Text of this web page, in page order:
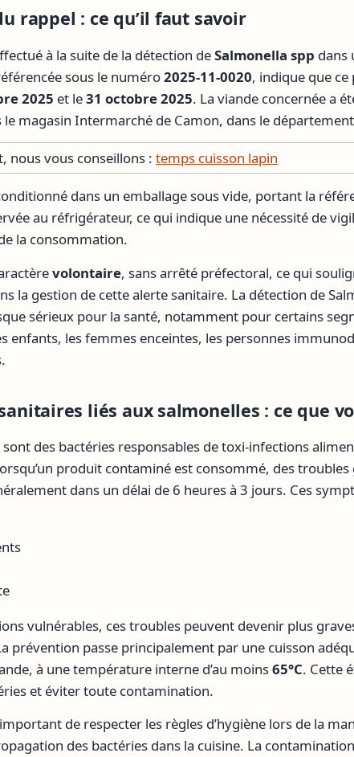
rappel : ce qu’il faut savoir
à la suite de la détection deSalmonella spp dans
sous le numéro2025-11-0020, indique que
2025 et le31 octobre 2025. La viande concernée a
magasin Intermarché de Camon, dans le
nous vous conseillons : temps cuisson lapin
dans un emballage sous vide, portant la
au réfrigérateur, ce qui indique une nécessité de
la consommation.
volontaire, sans arrêté préfectoral, ce qui
la gestion de cette alerte sanitaire. La détection de
sérieux pour la santé, notamment pour certains
enfants, les femmes enceintes, les personnes
liés aux salmonelles : ce que
sont des bactéries responsables de toxi-infections
produit contaminé est consommé, des
dans un délai de 6 heures à 3 jours. Ces
vulnérables, ces troubles peuvent devenir plus
prévention passe principalement par une cuisson
à une température interne d’au moins65°C. Cette
et éviter toute contamination.
de respecter les règles d’hygiène lors de la
des bactéries dans la cuisine. La